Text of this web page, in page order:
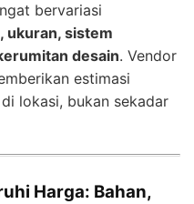
bervariasi
ukuran, sistem
desain. Vendor
estimasi
lokasi, bukan sekadar
Harga: Bahan,